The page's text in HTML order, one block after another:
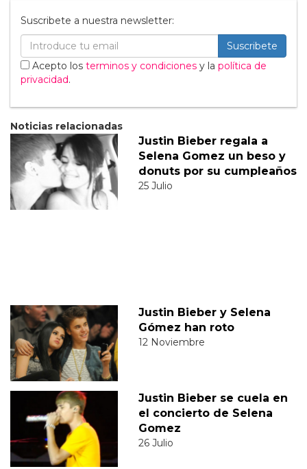
Suscribete a nuestra newsletter:
Suscribete
Acepto los terminos y condiciones y la política de
privacidad.
Noticias relacionadas
Justin Bieber regala a
Selena Gomez un beso y
donuts por su cumpleaños
25 Julio
Justin Bieber y Selena
Gómez han roto
12 Noviembre
Justin Bieber se cuela en
el concierto de Selena
Gomez
26 Julio